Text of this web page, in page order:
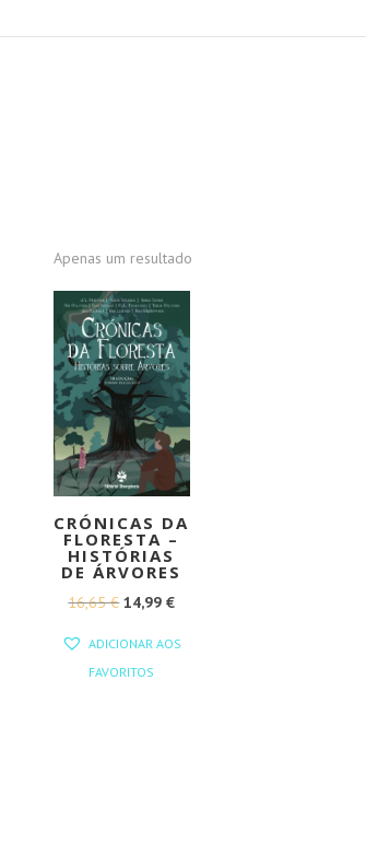
Apenas um resultado
CRÓNICAS DA
FLORESTA –
HISTÓRIAS
DE ÁRVORES
16,65€ O
14,99€O
ADICIONAR AOS
FAVORITOS